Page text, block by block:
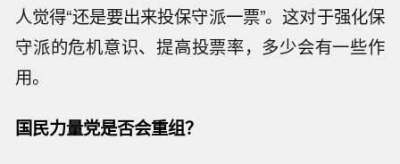
人觉得“还是要出来投保守派一票”。这对于强化保
守派的危机意识、提高投票率，多少会有一些作
用。
国民力量党是否会重组？